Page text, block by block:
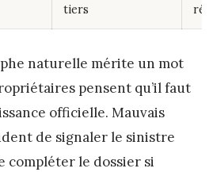
tiers
naturelle mérite un mot
pensent qu’il faut
officielle. Mauvais
de signaler le sinistre
compléter le dossier si